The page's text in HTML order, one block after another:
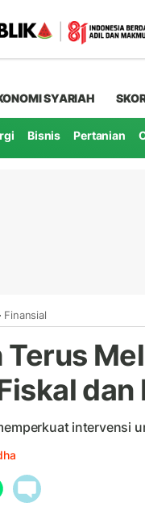
SYARIAH
Bisnis Pertanian
Finansial
Terus
intervensi